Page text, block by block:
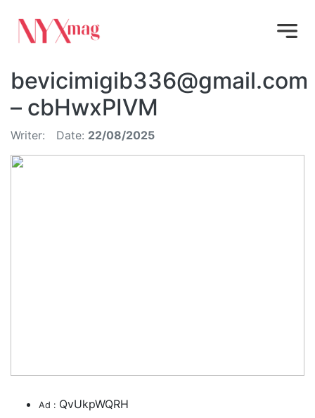
bevicimigib336@gmail.com
– cbHwxPIVM
Writer: Date: 22/08/2025
Ad : QvUkpWQRH